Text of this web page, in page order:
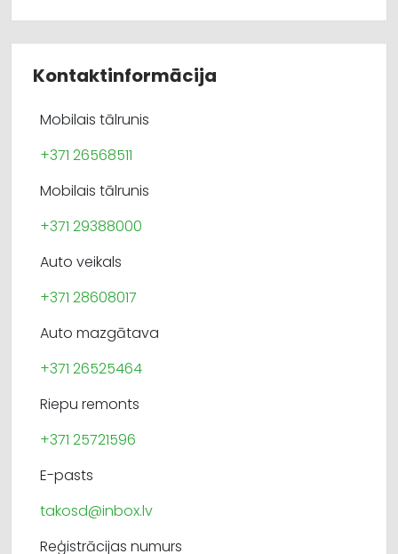
Kontaktinformācija
Mobilais tālrunis
+371 26568511
Mobilais tālrunis
+371 29388000
Auto veikals
+371 28608017
Auto mazgātava
+371 26525464
Riepu remonts
+371 25721596
E-pasts
takosd@inbox.lv
Reģistrācijas numurs